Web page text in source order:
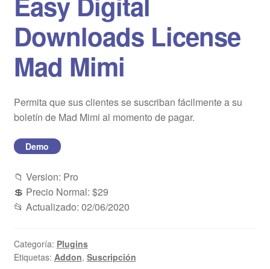
Blog
Mi cuenta
Downloads License
Mad Mimi
Permita que sus clientes se suscriban fácilmente a su
boletín de Mad Mimi al momento de pagar.
Demo
📁 Version: Pro
💲 Precio Normal: $29
📂 Actualizado: 02/06/2020
Categoría: Plugins
Etiquetas: Addon, Suscripción